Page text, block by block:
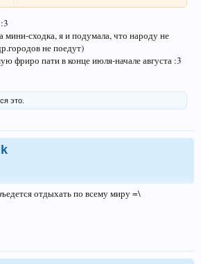
мини-сходка, я и подумала, что народу не
не поедут)
фриро пати в конце июля-начале августа :3
это.
отдыхать по всему миру =\